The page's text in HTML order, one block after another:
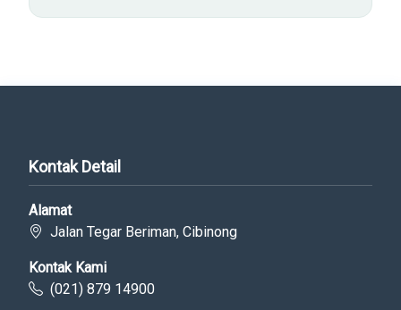
Kontak Detail
Alamat
Jalan Tegar Beriman, Cibinong
Kontak Kami
(021) 879 14900